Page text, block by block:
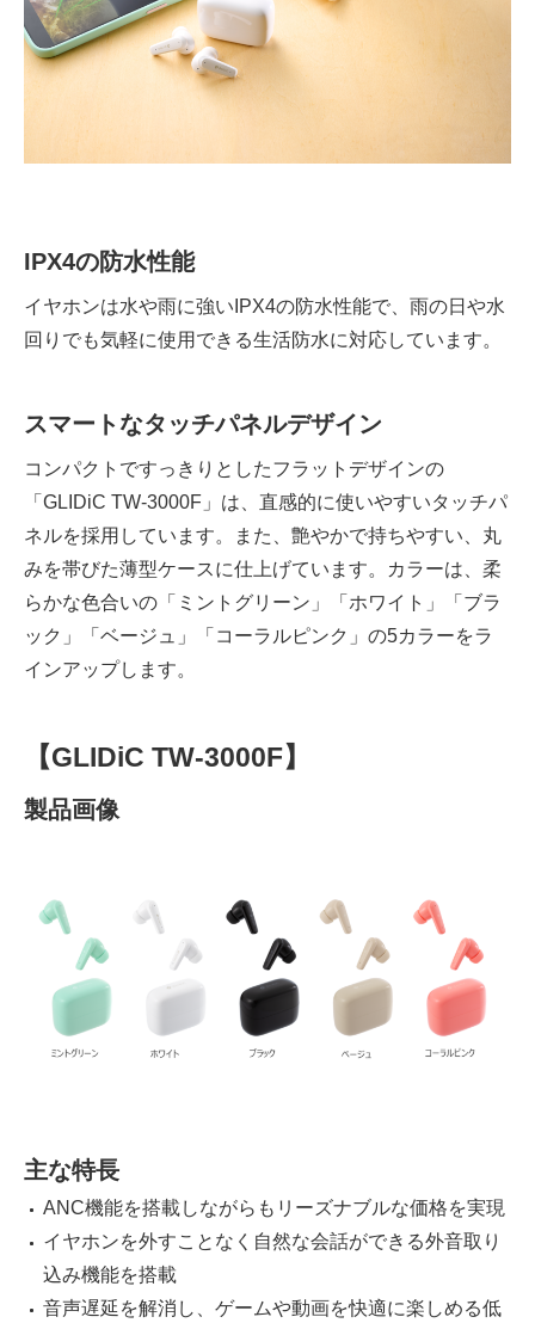
IPX4の防水性能
イヤホンは水や雨に強いIPX4の防水性能で、雨の日や水
回りでも気軽に使用できる生活防水に対応しています。
スマートなタッチパネルデザイン
コンパクトですっきりとしたフラットデザインの
「GLIDiC TW-3000F」は、直感的に使いやすいタッチパ
ネルを採用しています。また、艶やかで持ちやすい、丸
みを帯びた薄型ケースに仕上げています。カラーは、柔
らかな色合いの「ミントグリーン」「ホワイト」「ブラ
ック」「ベージュ」「コーラルピンク」の5カラーをラ
インアップします。
【GLIDiC TW-3000F】
製品画像
主な特長
ANC機能を搭載しながらもリーズナブルな価格を実現
イヤホンを外すことなく自然な会話ができる外音取り
込み機能を搭載
音声遅延を解消し、ゲームや動画を快適に楽しめる低